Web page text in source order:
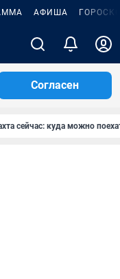
АФИША
Согласен
сейчас: куда можно